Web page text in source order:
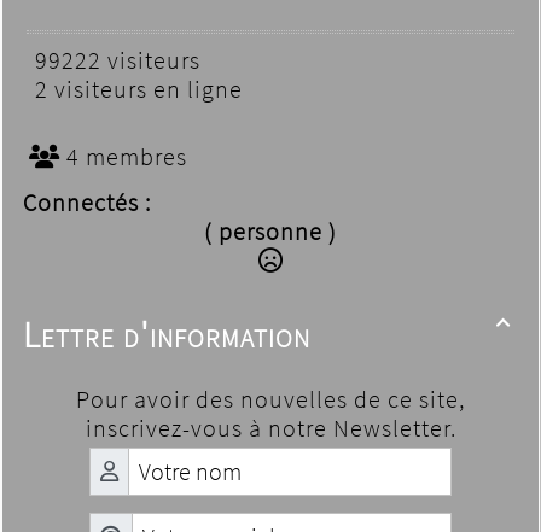
99222 visiteurs
2 visiteurs en ligne
4 membres
Connectés :
( personne )

Lettre d'information
Pour avoir des nouvelles de ce site,
inscrivez-vous à notre Newsletter.